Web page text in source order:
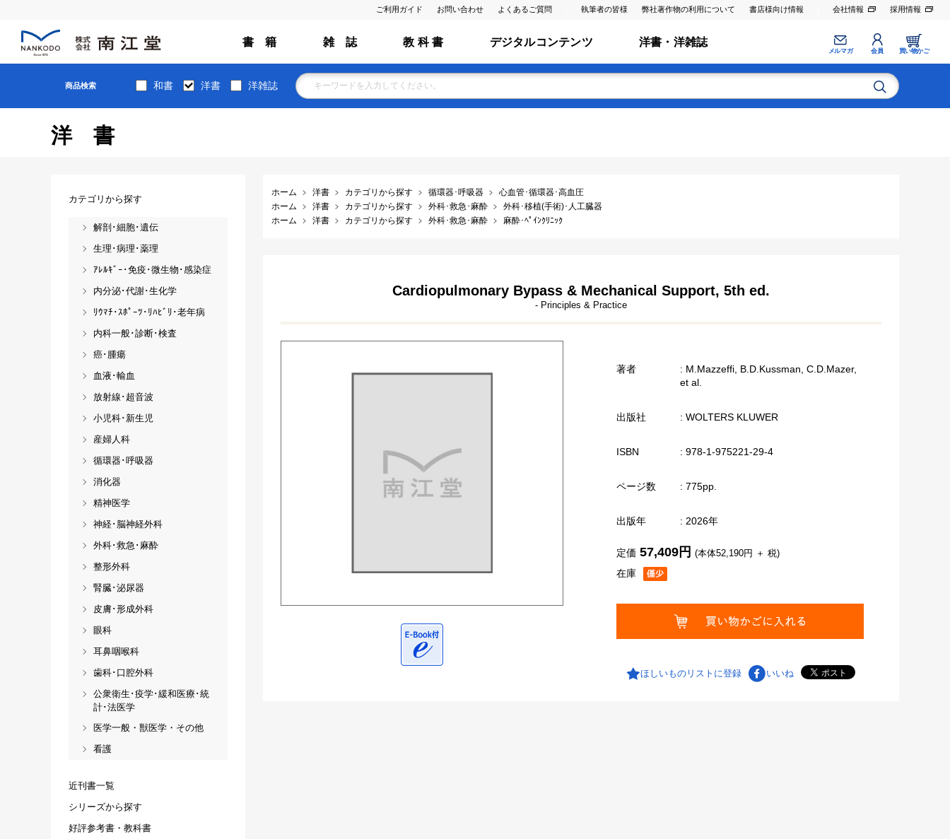
ご利用ガイド お問い合わせ よくあるご質問 執筆者の皆様 弊社著作物の利用について 書店様向け情報 会社情報 採用情報
書 籍 雑 誌 教 科 書 デジタルコンテンツ 洋書・洋雑誌
メルマガ 会員 買い物かご
商品検索 和書 洋書 洋雑誌
洋書
ホーム 洋書 カテゴリから探す 循環器･呼吸器
心血管･循環器･高血圧
ホーム
洋書 カテゴリから探す 外科･救急･麻酔
外科･移植(手術)･人工臓器
ホーム
洋書 カテゴリから探す 外科･救急･麻酔 麻酔･ﾍﾟｲﾝｸﾘﾆｯｸ
Cardiopulmonary Bypass & Mechanical Support, 5th ed.
- Principles & Practice
著者
: M.Mazzeffi, B.D.Kussman, C.D.Mazer,
et al.
出版社 : WOLTERS KLUWER
ISBN : 978-1-975221-29-4
ページ数 : 775pp.
出版年 : 2026年
在庫
定価 57,409円 (本体52,190円 ＋ 税)
ほしいものリストに登録 いいね
カテゴリから探す
解剖･細胞･遺伝
生理･病理･薬理
ｱﾚﾙｷﾞｰ･免疫･微生物･感染症
内分泌･代謝･生化学
ﾘｳﾏﾁ･ｽﾎﾟｰﾂ･ﾘﾊﾋﾞﾘ･老年病
内科一般･診断･検査
癌･腫瘍
血液･輸血
放射線･超音波
小児科･新生児
産婦人科
循環器･呼吸器
消化器
精神医学
神経･脳神経外科
外科･救急･麻酔
整形外科
腎臓･泌尿器
皮膚･形成外科
眼科
耳鼻咽喉科
歯科･口腔外科
公衆衛生･疫学･緩和医療･統
計･法医学
医学一般・獣医学・その他
看護
近刊書一覧
シリーズから探す
好評参考書・教科書